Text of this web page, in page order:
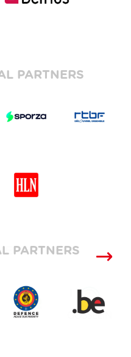
PARTNERS
PARTNERS